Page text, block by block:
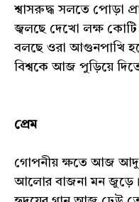
শ্বাসরুদ্ধ সলতে পোড়া
জ্বলছে দেখো লক্ষ কোটি
বলছে ওরা আগুনপাখি
বিশ্বকে আজ পুড়িয়ে
প্রেম
গোপনীয় ক্ষতে আজ
আলোর বাজনা মন জুড়ে।